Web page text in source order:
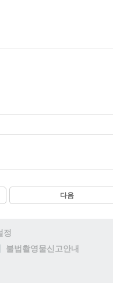
다음
정
불법촬영물신고안내